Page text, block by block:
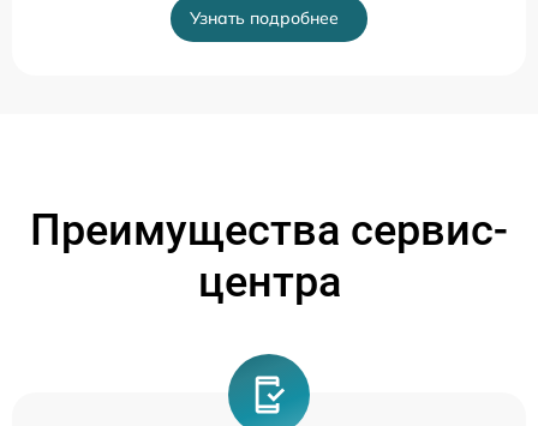
Узнать подробнее
Преимущества сервис-
центра